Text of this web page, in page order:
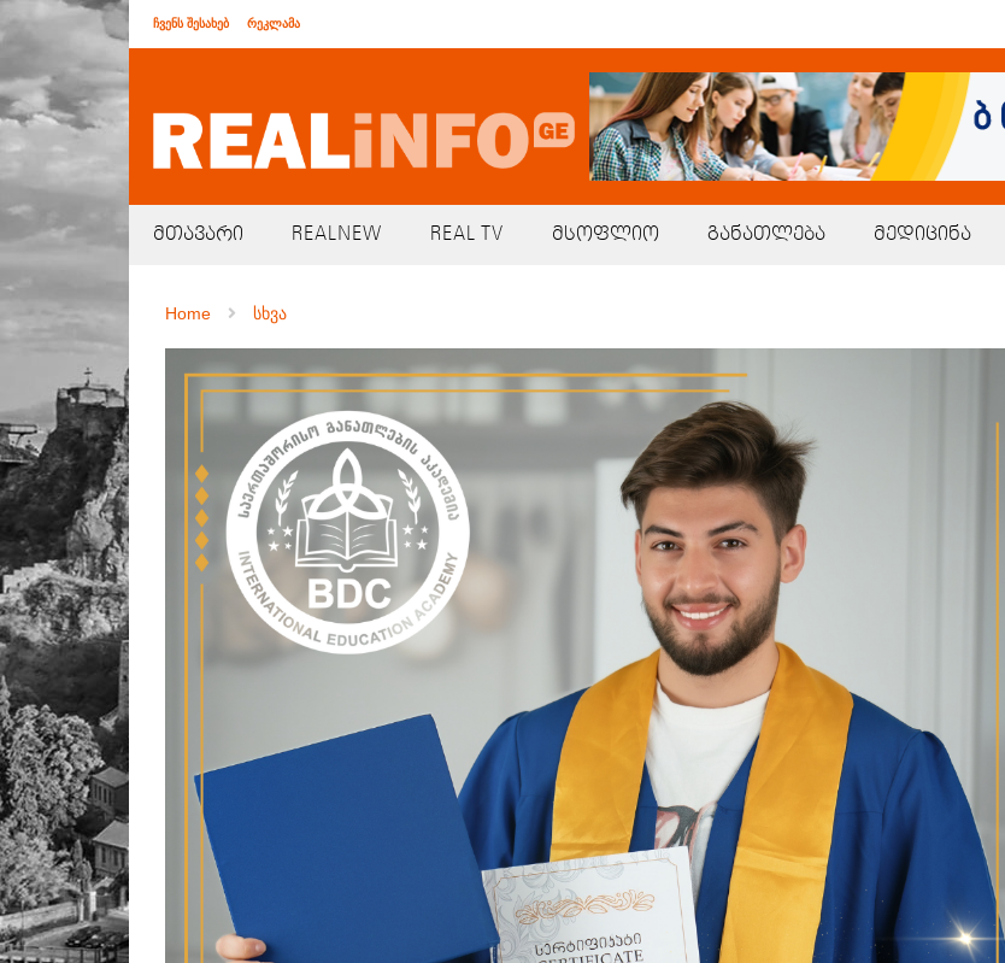
ჩვენს შესახებ რეკლამა
მთავარი REALNEW REAL TV მსოფლიო განათლება მედიცინა
Home სხვა